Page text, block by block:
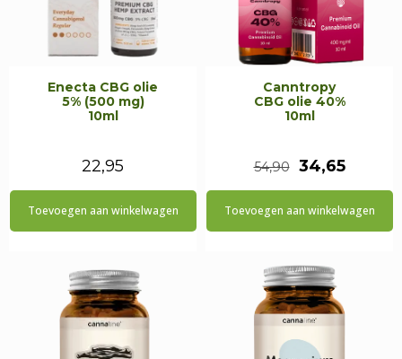
Enecta CBG olie
5% (500 mg)
10ml
22,95
Toevoegen aan winkelwagen
Canntropy
CBG olie 40%
10ml
54,90
prijs
34,65
prijs
is:
Toevoegen aan winkelwagen